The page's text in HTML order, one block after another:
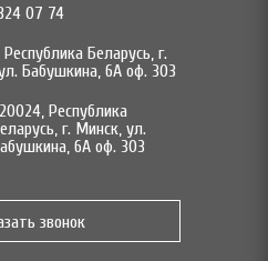
07 74
Беларусь, г.
Бабушкина, 6А оф. 303
Республика
г. Минск, ул.
6А оф. 303
звонок